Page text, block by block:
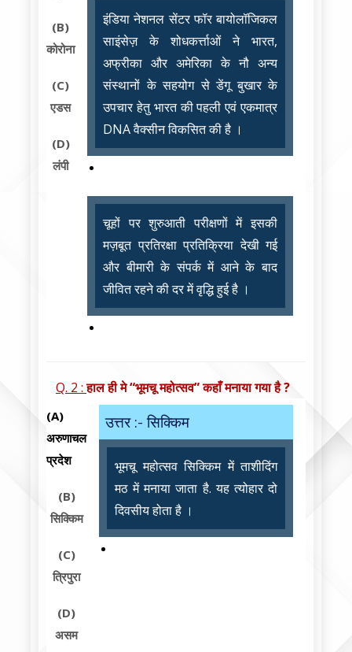
(B)
कोरोना
(C)
एडस
(D)
लंपी
इंडिया नेशनल सेंटर फॉर बायोलॉजिकल
साइंसेज़ के शोधकर्त्ताओं ने भारत,
अफ्रीका और अमेरिका के नौ अन्य
संस्थानों के सहयोग से डेंगू बुखार के
उपचार हेतु भारत की पहली एवं एकमात्र
DNA वैक्सीन विकसित की है ।
चूहों पर शुरुआती परीक्षणों में इसकी
मज़बूत प्रतिरक्षा प्रतिक्रिया देखी गई
और बीमारी के संपर्क में आने के बाद
जीवित रहने की दर में वृद्धि हुई है ।
Q. 2 :हाल ही मे “भूमचू महोत्सव” कहाँ मनाया गया है ?
(A)
अरुणाचल
प्रदेश
(B)
सिक्किम
(C)
त्रिपुरा
(D)
असम
उत्तर :- सिक्किम
भूमचू महोत्सव सिक्किम में ताशीदिंग
मठ में मनाया जाता है. यह त्योहार दो
दिवसीय होता है ।